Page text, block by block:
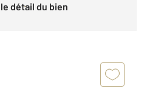
le détail du bien